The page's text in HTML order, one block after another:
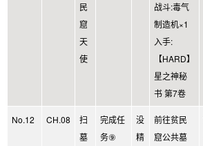
民
窟
天
使
战斗:毒气
制造机×1
入手:
【HARD】
星之神秘
书 第7卷
No.12 CH.08
扫
墓
完成任
务⑨
没
精
前往贫民
窟公共墓